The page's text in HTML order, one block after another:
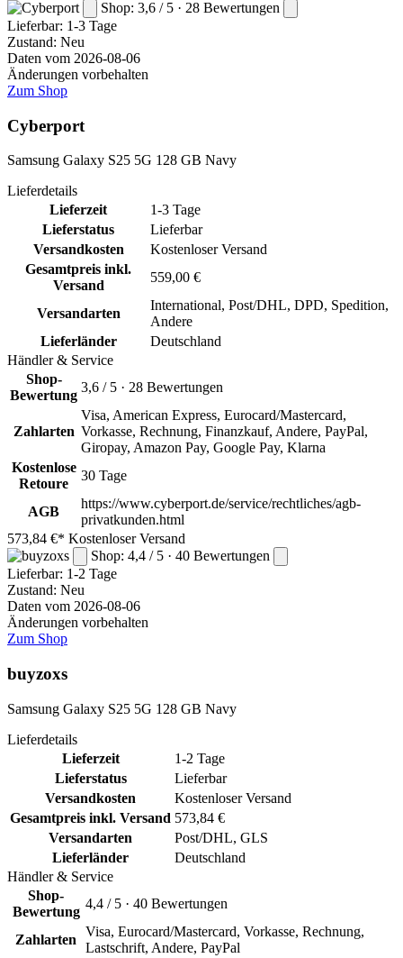
Shop: 3,6 / 5 · 28 Bewertungen
Lieferbar: 1-3 Tage
Zustand: Neu
Daten vom 2026-08-06
Änderungen vorbehalten
Zum Shop
Cyberport
Samsung Galaxy S25 5G 128 GB Navy
Lieferdetails
Lieferzeit
1-3 Tage
Lieferstatus
Lieferbar
Versandkosten
Kostenloser Versand
Gesamtpreis inkl.
Versand
559,00 €
Versandarten
International, Post/DHL, DPD, Spedition,
Andere
Lieferländer
Deutschland
Händler & Service
Shop-
Bewertung
3,6 / 5 · 28 Bewertungen
Zahlarten
Visa, American Express, Eurocard/Mastercard,
Vorkasse, Rechnung, Finanzkauf, Andere, PayPal,
Giropay, Amazon Pay, Google Pay, Klarna
Kostenlose
Retoure
30 Tage
AGB
https://www.cyberport.de/service/rechtliches/agb-
privatkunden.html
573,84 €* Kostenloser Versand
Shop: 4,4 / 5 · 40 Bewertungen
Lieferbar: 1-2 Tage
Zustand: Neu
Daten vom 2026-08-06
Änderungen vorbehalten
Zum Shop
buyzoxs
Samsung Galaxy S25 5G 128 GB Navy
Lieferdetails
Lieferzeit
1-2 Tage
Lieferstatus
Lieferbar
Versandkosten
Kostenloser Versand
Gesamtpreis inkl. Versand 573,84 €
Versandarten
Post/DHL, GLS
Lieferländer
Deutschland
Händler & Service
Shop-
Bewertung
4,4 / 5 · 40 Bewertungen
Zahlarten
Visa, Eurocard/Mastercard, Vorkasse, Rechnung,
Lastschrift, Andere, PayPal